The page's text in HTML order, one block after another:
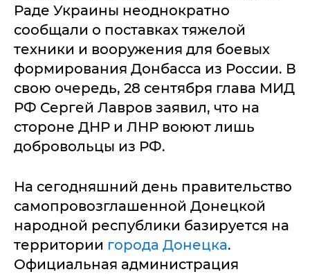
Раде Украины неоднократно
сообщали о поставках тяжелой
техники и вооружения для боевых
формирования Донбасса из России. В
свою очередь, 28 сентября глава МИД
РФ Сергей Лавров заявил, что на
стороне ДНР и ЛНР воюют лишь
добровольцы из РФ.
На сегодняшний день правительство
самопровозглашенной Донецкой
народной республики базируется на
территории города Донецка.
Официальная администрация